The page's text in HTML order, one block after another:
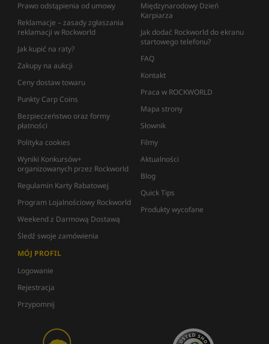
Prawo odstąpienia od umowy
Reklamacje – zasady zgłaszania
reklamacji w Rockworld
Jak kupić na raty?
Zakupy na aukcji
Ceny dostaw towaru
Punkty Carp Coins
Bezpieczeństwo oraz formy
płatności
Polityka cookies
Wyniki Konkursów+
organizowanych przez Rockworld
Regulamin Karty Rabatowej
Program Lojalnościowy Rockworld
Weekend z Darmową Dostawą
Śledź swoje zamówienia
Międzynarodowy Dzień
Karpiarza
Jak dodać Rockworld do ekranu
startowego telefonu?
FAQ
Kontakt
Praca w ROCKWORLD
Mapa strony
Słownik
Filmy
Aktualności
Blog
Quick Tips
Produkty wycofane
MÓJ PROFIL
Logowanie
Rejestracja
Przypomnij